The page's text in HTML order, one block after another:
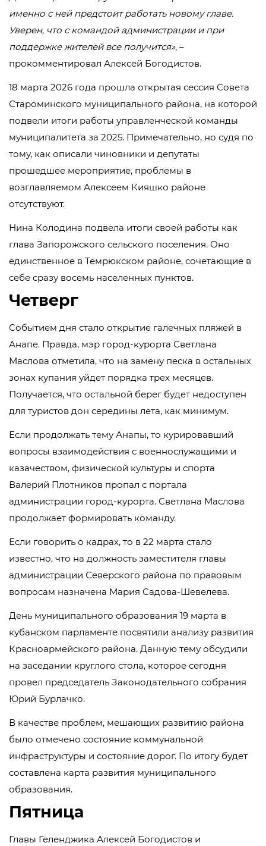
именно с ней предстоит работать новому главе.
Уверен, что с командой администрации и при
поддержке жителей все получится», –
прокомментировал Алексей Богодистов.
18 марта 2026 года прошла открытая сессия Совета
Староминского муниципального района, на которой
подвели итоги работы управленческой команды
муниципалитета за 2025. Примечательно, но судя по
тому, как описали чиновники и депутаты
прошедшее мероприятие, проблемы в
возглавляемом Алексеем Кияшко районе
отсутствуют.
Нина Колодина подвела итоги своей работы как
глава Запорожского сельского поселения. Оно
единственное в Темрюкском районе, сочетающие в
себе сразу восемь населенных пунктов.
Четверг
Событием дня стало открытие галечных пляжей в
Анапе. Правда, мэр город-курорта Светлана
Маслова отметила, что на замену песка в остальных
зонах купания уйдет порядка трех месяцев.
Получается, что остальной берег будет недоступен
для туристов дон середины лета, как минимум.
Если продолжать тему Анапы, то курировавший
вопросы взаимодействия с военнослужащими и
казачеством, физической культуры и спорта
Валерий Плотников пропал с портала
администрации город-курорта. Светлана Маслова
продолжает формировать команду.
Если говорить о кадрах, то в 22 марта стало
известно, что на должность заместителя главы
администрации Северского района по правовым
вопросам назначена Мария Садова-Шевелева.
День муниципального образования 19 марта в
кубанском парламенте посвятили анализу развития
Красноармейского района. Данную тему обсудили
на заседании круглого стола, которое сегодня
провел председатель Законодательного собрания
Юрий Бурлачко.
В качестве проблем, мешающих развитию района
было отмечено состояние коммунальной
инфраструктуры и состояние дорог. По итогу будет
составлена карта развития муниципального
образования.
Пятница
Главы Геленджика Алексей Богодистов и